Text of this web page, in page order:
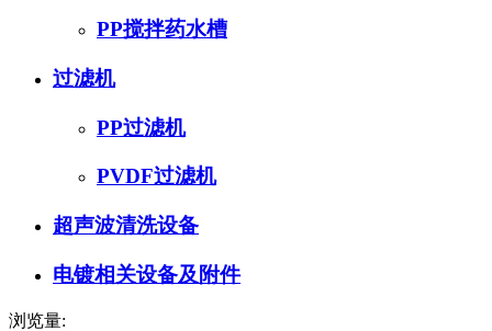
PP搅拌药水槽
过滤机
PP过滤机
PVDF过滤机
超声波清洗设备
电镀相关设备及附件
浏览量: